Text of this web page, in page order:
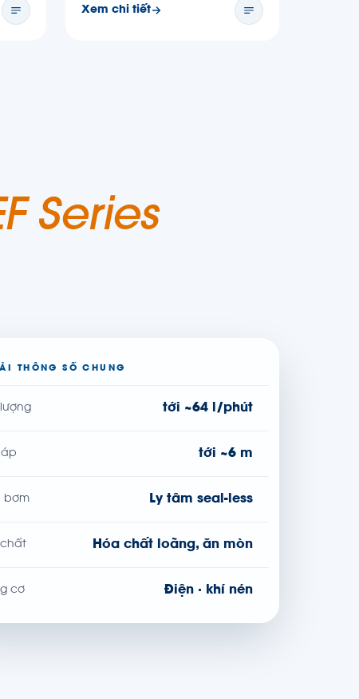
Xem chi tiết
Series
THÔNG SỐ CHUNG
lượng tới ~64 l/phút
tới ~6 m
bơm Ly tâm seal-less
chất Hóa chất loãng, ăn mòn
cơ Điện · khí nén